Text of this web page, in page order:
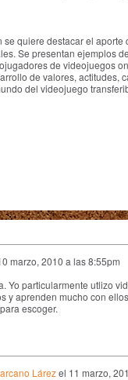
se quiere destacar el
Se presentan ejemplos
de videojuegos
de valores, actitudes,
del videojuego
marzo, 2010 a las 8:55pm
Yo particularmente utlizo
y aprenden mucho con
escoger.
Lárezel 11 marzo,